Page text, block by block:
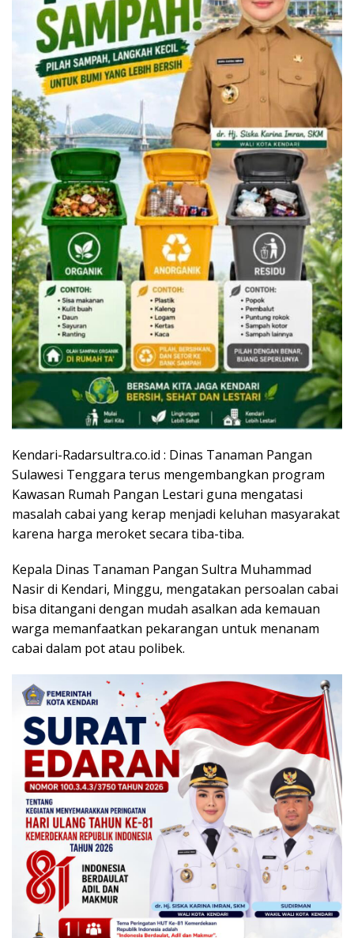
Kendari-Radarsultra.co.id : Dinas Tanaman Pangan
Sulawesi Tenggara terus mengembangkan program
Kawasan Rumah Pangan Lestari guna mengatasi
masalah cabai yang kerap menjadi keluhan masyarakat
karena harga meroket secara tiba-tiba.
Kepala Dinas Tanaman Pangan Sultra Muhammad
Nasir di Kendari, Minggu, mengatakan persoalan cabai
bisa ditangani dengan mudah asalkan ada kemauan
warga memanfaatkan pekarangan untuk menanam
cabai dalam pot atau polibek.